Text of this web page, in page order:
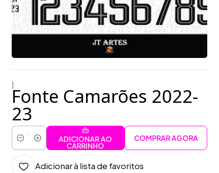
Fonte Camarões 2022-
23
Quantidade
ADICIONAR AO
CARRINHO
COMPRAR AGORA
Adicionar à lista de favoritos